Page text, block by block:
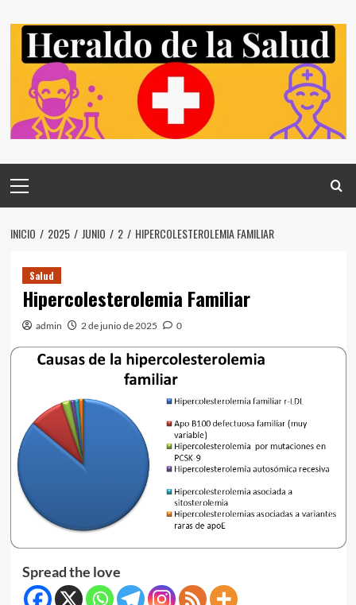
contenido
principal
INICIO 2025 JUNIO 2 HIPERCOLESTEROLEMIA FAMILIAR
Salud
Hipercolesterolemia Familiar
admin 2 de junio de 2025 0
Spread the love